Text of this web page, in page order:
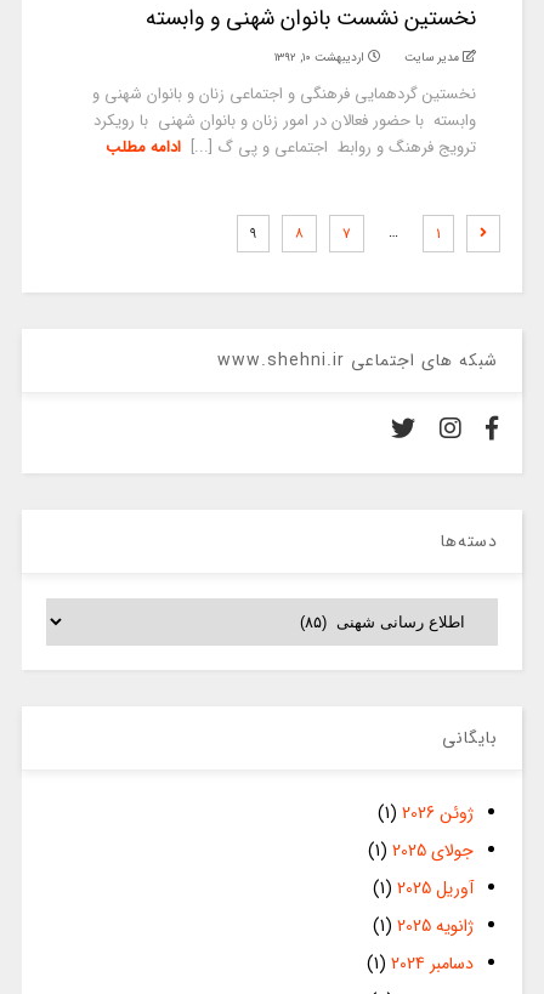
نخستین نشست بانوان شهنی و وابسته
مدیر سایت اردیبهشت ۱۰, ۱۳۹۲
نخستین گردهمایی فرهنگی و اجتماعی زنان و بانوان شهنی و
وابسته با حضور فعالان در امور زنان و بانوان شهنی با رویکرد
ترویج فرهنگ و روابط اجتماعی و پی گ [...] ادامه مطلب
۱ … ۷ ۸ ۹
شبکه های اجتماعی www.shehni.ir
دسته‌ها
دسته‌ها
بایگانی
ژوئن 2026
(1)
جولای 2025
(1)
آوریل 2025
(1)
ژانویه 2025
(1)
دسامبر 2024
(1)